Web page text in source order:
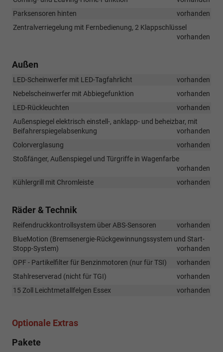
des
Fahrzeugs
im
Parksensoren hinten
vorhanden
Zentralverriegelung mit Fernbedienung, 2 Klappschlüssel
vorhanden
Außen
LED-Scheinwerfer mit LED-Tagfahrlicht
vorhanden
Nebelscheinwerfer mit Abbiegefunktion
vorhanden
LED-Rückleuchten
vorhanden
Außenspiegel elektrisch einstell-, anklapp- und beheizbar, mit
Beifahrerspiegelabsenkung
vorhanden
Colorverglasung
vorhanden
Stoßfänger, Außenspiegel und Türgriffe in Wagenfarbe
vorhanden
Kühlergrill mit Chromleiste
vorhanden
Räder & Technik
Reifendruckkontrollsystem über ABS-Sensoren
vorhanden
BlueMotion (Bremsenergie-Rückgewinnungssystem und Start-
Stopp-System)
vorhanden
OPF - Partikelfilter für Benzinmotoren (nur für TSI)
vorhanden
Stahlreserverad (nicht für TGI)
vorhanden
15 Zoll Leichtmetallfelgen Essex
vorhanden
Optionale Extras
Pakete